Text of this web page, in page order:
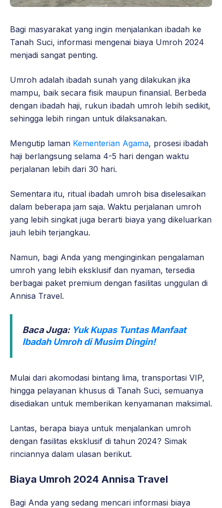
Bagi masyarakat yang ingin menjalankan ibadah ke
Tanah Suci, informasi mengenai biaya Umroh 2024
menjadi sangat penting.
Umroh adalah ibadah sunah yang dilakukan jika
mampu, baik secara fisik maupun finansial. Berbeda
dengan ibadah haji, rukun ibadah umroh lebih sedikit,
sehingga lebih ringan untuk dilaksanakan.
Mengutip laman Kementerian Agama, prosesi ibadah
haji berlangsung selama 4-5 hari dengan waktu
perjalanan lebih dari 30 hari.
Sementara itu, ritual ibadah umroh bisa diselesaikan
dalam beberapa jam saja. Waktu perjalanan umroh
yang lebih singkat juga berarti biaya yang dikeluarkan
jauh lebih terjangkau.
Namun, bagi Anda yang menginginkan pengalaman
umroh yang lebih eksklusif dan nyaman, tersedia
berbagai paket premium dengan fasilitas unggulan di
Annisa Travel.
Baca Juga: Yuk Kupas Tuntas Manfaat
Ibadah Umroh di Musim Dingin!
Mulai dari akomodasi bintang lima, transportasi VIP,
hingga pelayanan khusus di Tanah Suci, semuanya
disediakan untuk memberikan kenyamanan maksimal.
Lantas, berapa biaya untuk menjalankan umroh
dengan fasilitas eksklusif di tahun 2024? Simak
rinciannya dalam ulasan berikut.
Biaya Umroh 2024 Annisa Travel
Bagi Anda yang sedang mencari informasi biaya